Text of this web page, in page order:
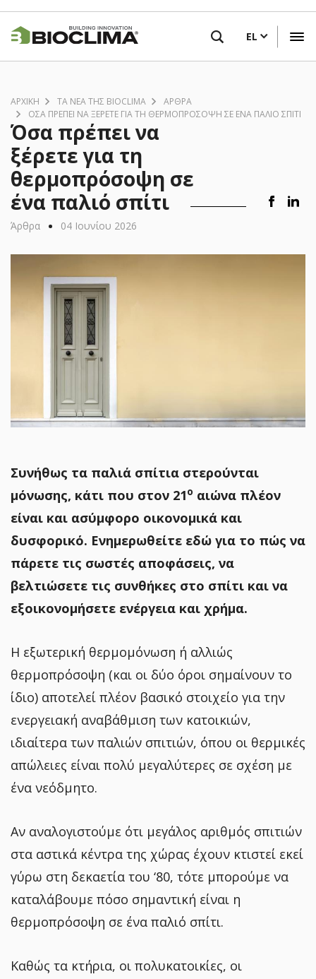
Παράκαμψη
προς
το
κυρίως
EL
ΑΡΧΙΚΗ ΤΑ ΝΈΑ ΤΗΣ BIOCLIMA
ΆΡΘΡΑ
ΌΣΑ ΠΡΈΠΕΙ ΝΑ ΞΈΡΕΤΕ ΓΙΑ ΤΗ ΘΕΡΜΟΠΡΌΣΟΨΗ ΣΕ ΈΝΑ ΠΑΛΙΌ ΣΠΊΤΙ
Όσα πρέπει να
ξέρετε για τη
θερμοπρόσοψη σε
ένα παλιό σπίτι
Άρθρα • 04 Ιουνίου 2026
Συνήθως τα παλιά σπίτια στερούνται
μόνωσης, κάτι που στον 21ο αιώνα πλέον
είναι και ασύμφορο οικονομικά και
δυσφορικό. Ενημερωθείτε εδώ για το πώς να
πάρετε τις σωστές αποφάσεις, να
βελτιώσετε τις συνθήκες στο σπίτι και να
εξοικονομήσετε ενέργεια και χρήμα.
Η εξωτερική θερμομόνωση ή αλλιώς
θερμοπρόσοψη (και οι δύο όροι σημαίνουν το
ίδιο) αποτελεί πλέον βασικό στοιχείο για την
ενεργειακή αναβάθμιση των κατοικιών,
ιδιαίτερα των παλιών σπιτιών, όπου οι θερμικές
απώλειες είναι πολύ μεγαλύτερες σε σχέση με
ένα νεόδμητο.
Αν αναλογιστούμε ότι μεγάλος αριθμός σπιτιών
στα αστικά κέντρα της χώρας έχουν κτιστεί εκεί
γύρω στη δεκαετία του ‘80, τότε μπορούμε να
καταλάβουμε πόσο σημαντική είναι η
θερμοπρόσοψη σε ένα παλιό σπίτι.
Καθώς τα κτήρια, οι πολυκατοικίες, οι